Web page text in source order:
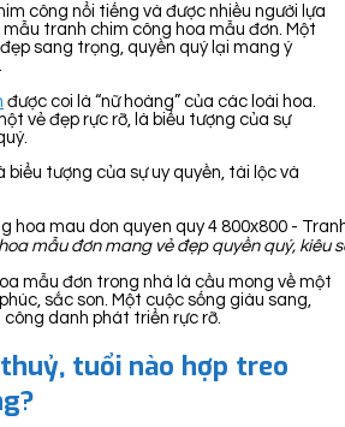
công nổi tiếng và được nhiều người lựa
tranh chim công hoa mẫu đơn. Một
sang trọng, quyền quý lại mang ý
được coi là “nữ hoàng” của các loài hoa.
vẻ đẹp rực rỡ, là biểu tượng của sự
biểu tượng của sự uy quyền, tài lộc và
mẫu đơn mang vẻ đẹp quyền quý, kiêu
mẫu đơn trong nhà là cầu mong về một
sắc son. Một cuộc sống giàu sang,
danh phát triển rực rỡ.
tuổi nào hợp treo